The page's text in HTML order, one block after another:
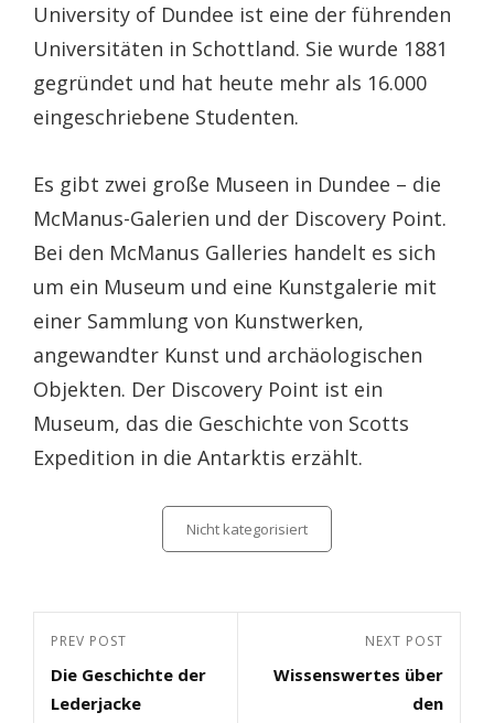
University of Dundee ist eine der führenden
Universitäten in Schottland. Sie wurde 1881
gegründet und hat heute mehr als 16.000
eingeschriebene Studenten.
Es gibt zwei große Museen in Dundee – die
McManus-Galerien und der Discovery Point.
Bei den McManus Galleries handelt es sich
um ein Museum und eine Kunstgalerie mit
einer Sammlung von Kunstwerken,
angewandter Kunst und archäologischen
Objekten. Der Discovery Point ist ein
Museum, das die Geschichte von Scotts
Expedition in die Antarktis erzählt.
Categories
Nicht kategorisiert
Beitragsnavigation
Previous
Post
PREV POST
Die Geschichte der
Lederjacke
Post
NEXT POST
Wissenswertes über
den